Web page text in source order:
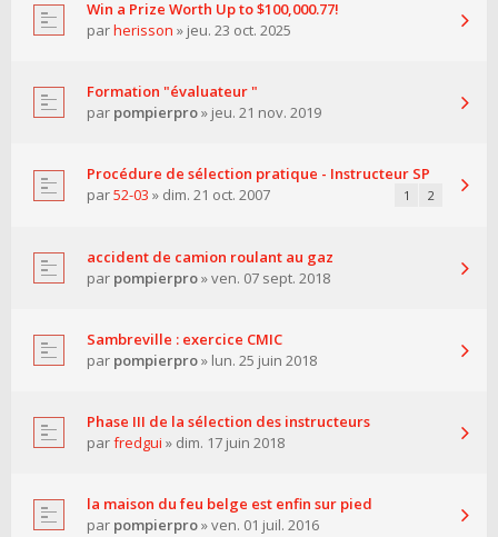
Win a Prize Worth Up to $100,000.77!
parherisson » jeu. 23 oct. 2025
Formation "évaluateur "
par pompierpro» jeu. 21 nov. 2019
Procédure de sélection pratique - Instructeur SP
par52-03 » dim. 21 oct. 2007 1 2
accident de camion roulant au gaz
par pompierpro» ven. 07 sept. 2018
Sambreville : exercice CMIC
par pompierpro» lun. 25 juin 2018
Phase III de la sélection des instructeurs
parfredgui » dim. 17 juin 2018
la maison du feu belge est enfin sur pied
par pompierpro» ven. 01 juil. 2016